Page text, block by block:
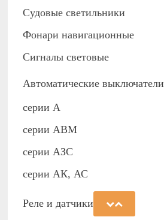
Судовые светильники
Фонари навигационные
Сигналы световые
Автоматические выключатели
серии А
серии АВМ
cерии АЗС
серии АК, АС
Реле и датчики